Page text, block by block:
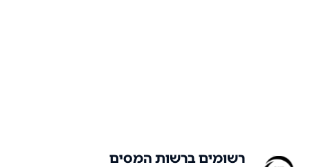
רשומים ברשות המסים